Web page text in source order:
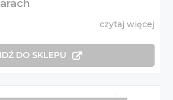
czytaj więcej
IDŹ DO SKLEPU